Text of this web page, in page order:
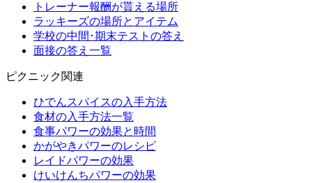
トレーナー報酬が貰える場所
ラッキーズの場所とアイテム
学校の中間･期末テストの答え
面接の答え一覧
ピクニック関連
ひでんスパイスの入手方法
食材の入手方法一覧
食事パワーの効果と時間
かがやきパワーのレシピ
レイドパワーの効果
けいけんちパワーの効果